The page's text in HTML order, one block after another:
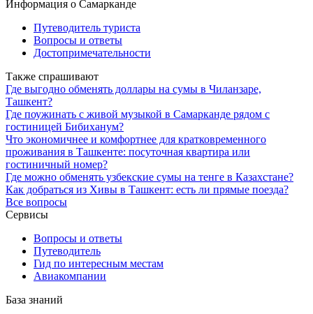
Информация о Самарканде
Путеводитель туриста
Вопросы и ответы
Достопримечательности
Также спрашивают
Где выгодно обменять доллары на сумы в Чиланзаре,
Ташкент?
Где поужинать с живой музыкой в Самарканде рядом с
гостиницей Бибиханум?
Что экономичнее и комфортнее для кратковременного
проживания в Ташкенте: посуточная квартира или
гостиничный номер?
Где можно обменять узбекские сумы на тенге в Казахстане?
Как добраться из Хивы в Ташкент: есть ли прямые поезда?
Все вопросы
Сервисы
Вопросы и ответы
Путеводитель
Гид по интересным местам
Авиакомпании
База знаний